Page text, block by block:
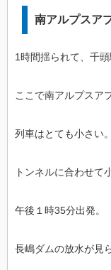
南アルプスア
1時間揺られて、千頭
ここで南アルプスア
列車はとても小さい。
トンネルに合わせて
午後１時35分出発。
長嶋ダムの放水が見